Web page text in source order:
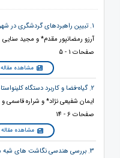
1. تبیین راهبردهای گردشگری در شهر چابکسر با تاکید بر زیباسازی فضای ساحلی
آرزو رمضانپور مقدم* و مجید سنایی
صفحات 1 - 5
مشاهده مقاله
2. گیاه-فضا و کاربرد دستگاه کلینواستات در علوم و تکنولوژی نوین
ایمان شفیعی نژاد* و شراره
صفحات 6 - 14
مشاهده مقاله
3. بررسی هندسی نگاشت های شبه متقارن و دامنه های ψ-یکنواخت